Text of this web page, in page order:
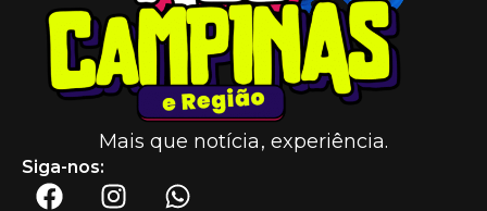
Mais que notícia, experiência.
Siga-nos: